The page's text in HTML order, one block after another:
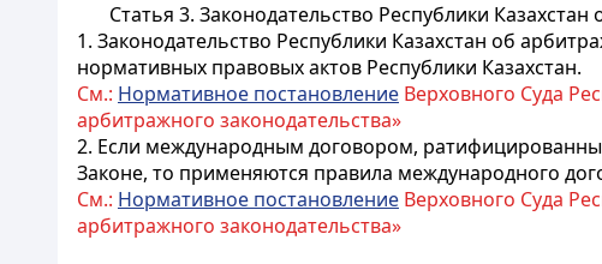
Статья 3. Законодательство Республики
1. Законодательство Республики Казахстан об
нормативных правовых актов Республики Казахстан.
См.: Нормативное постановление Верховного Суда
арбитражного законодательства»
2. Если международным договором,
Законе, то применяются правила международного
См.: Нормативное постановление Верховного Суда
арбитражного законодательства»